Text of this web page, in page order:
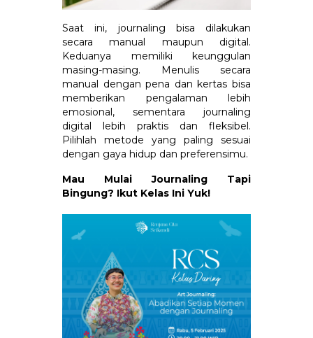
Saat ini, journaling bisa dilakukan
secara manual maupun digital.
Keduanya memiliki keunggulan
masing-masing. Menulis secara
manual dengan pena dan kertas bisa
memberikan pengalaman lebih
emosional, sementara journaling
digital lebih praktis dan fleksibel.
Pilihlah metode yang paling sesuai
dengan gaya hidup dan preferensimu.
Mau Mulai Journaling Tapi
Bingung? Ikut Kelas Ini Yuk!